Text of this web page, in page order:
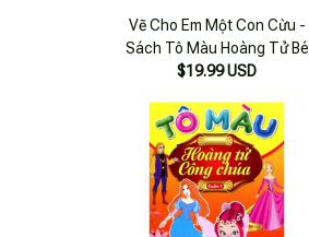
Vẽ Cho Em Một Con Cừu -
Sách Tô Màu Hoàng Tử Bé
$19.99 USD